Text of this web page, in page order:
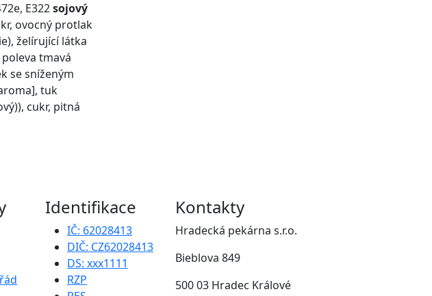
E322sojový
ovocný protlak
želírující látka
tmavá
se sníženým
tuk
cukr, pitná
Identifikace
IČ: 62028413
DIČ: CZ62028413
DS: xxx1111
RZP
Kontakty
Hradecká pekárna s.r.o.
Bieblova 849
500 03 Hradec Králové